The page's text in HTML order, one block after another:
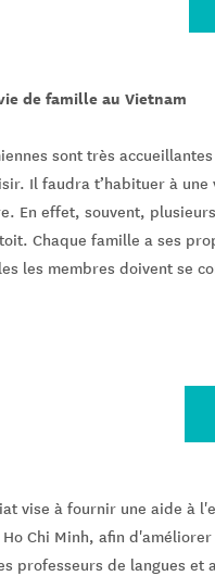
de famille au Vietnam
sont très
Il faudra t’habituer à une
En effet, souvent,
Chaque famille a ses
les membres doivent se
vise à fournir une aide à
Chi Minh, afin
professeurs de langues